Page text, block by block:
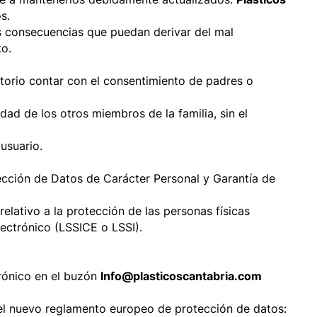
Resistentes
basura inorgánica Reciclable
Jardín
Perfumadas
que puedan derivar del mal
contar con el consentimiento de padres o
de los otros miembros de la familia, sin el
de Datos de Carácter Personal y Garantía de
a la protección de las personas físicas
(LSSICE o LSSI).
en el buzón Info@plasticoscantabria.com
nuevo reglamento europeo de protección de datos: